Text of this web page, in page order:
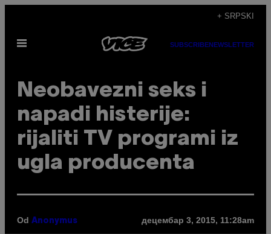
садржај
+ SRPSKI
Otvori
SUBSCRIBENEWSLETTER
Neobavezni seks i
napadi histerije:
rijaliti TV programi iz
ugla producenta
Od Anonymus децембар 3, 2015, 11:28am